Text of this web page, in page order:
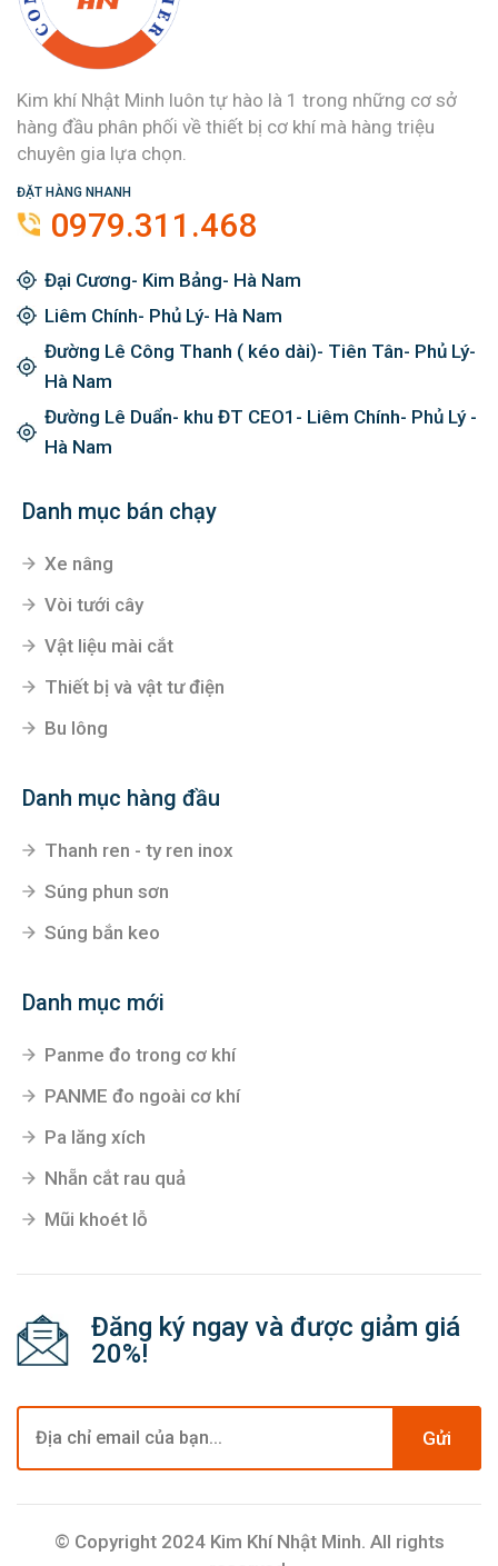
Kim khí Nhật Minh luôn tự hào là 1 trong những cơ sở
hàng đầu phân phối về thiết bị cơ khí mà hàng triệu
chuyên gia lựa chọn.
ĐẶT HÀNG NHANH
0979.311.468
Đại Cương- Kim Bảng- Hà Nam
Liêm Chính- Phủ Lý- Hà Nam
Đường Lê Công Thanh ( kéo dài)- Tiên Tân- Phủ Lý-
Hà Nam
Đường Lê Duẩn- khu ĐT CEO1- Liêm Chính- Phủ Lý -
Hà Nam
Danh mục bán chạy
Xe nâng
Vòi tưới cây
Vật liệu mài cắt
Thiết bị và vật tư điện
Bu lông
Danh mục hàng đầu
Thanh ren - ty ren inox
Súng phun sơn
Súng bắn keo
Danh mục mới
Panme đo trong cơ khí
PANME đo ngoài cơ khí
Pa lăng xích
Nhẵn cắt rau quả
Mũi khoét lỗ
Đăng ký ngay và được giảm giá
20%!
Gửi
© Copyright 2024 Kim Khí Nhật Minh. All rights